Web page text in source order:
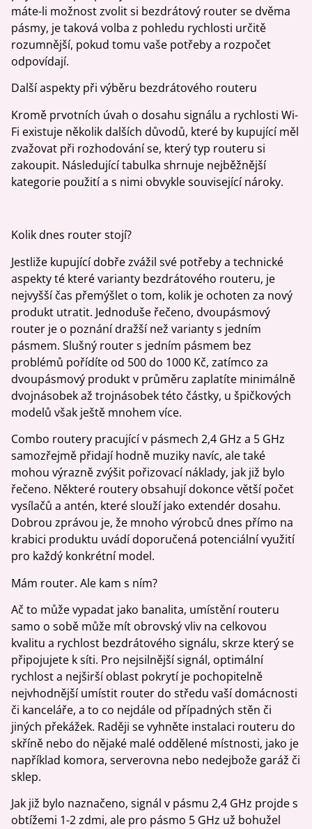
máte-li možnost zvolit si bezdrátový router se dvěma
pásmy, je taková volba z pohledu rychlosti určitě
rozumnější, pokud tomu vaše potřeby a rozpočet
odpovídají.
Další aspekty při výběru bezdrátového routeru
Kromě prvotních úvah o dosahu signálu a rychlosti Wi-
Fi existuje několik dalších důvodů, které by kupující měl
zvažovat při rozhodování se, který typ routeru si
zakoupit. Následující tabulka shrnuje nejběžnější
kategorie použití a s nimi obvykle související nároky.
Kolik dnes router stojí?
Jestliže kupující dobře zvážil své potřeby a technické
aspekty té které varianty bezdrátového routeru, je
nejvyšší čas přemýšlet o tom, kolik je ochoten za nový
produkt utratit. Jednoduše řečeno, dvoupásmový
router je o poznání dražší než varianty s jedním
pásmem. Slušný router s jedním pásmem bez
problémů pořídíte od 500 do 1000 Kč, zatímco za
dvoupásmový produkt v průměru zaplatíte minimálně
dvojnásobek až trojnásobek této částky, u špičkových
modelů však ještě mnohem více.
Combo routery pracující v pásmech 2,4 GHz a 5 GHz
samozřejmě přidají hodně muziky navíc, ale také
mohou výrazně zvýšit pořizovací náklady, jak již bylo
řečeno. Některé routery obsahují dokonce větší počet
vysílačů a antén, které slouží jako extendér dosahu.
Dobrou zprávou je, že mnoho výrobců dnes přímo na
krabici produktu uvádí doporučená potenciální využití
pro každý konkrétní model.
Mám router. Ale kam s ním?
Ač to může vypadat jako banalita, umístění routeru
samo o sobě může mít obrovský vliv na celkovou
kvalitu a rychlost bezdrátového signálu, skrze který se
připojujete k síti. Pro nejsilnější signál, optimální
rychlost a nejširší oblast pokrytí je pochopitelně
nejvhodnější umístit router do středu vaší domácnosti
či kanceláře, a to co nejdále od případných stěn či
jiných překážek. Raději se vyhněte instalaci routeru do
skříně nebo do nějaké malé oddělené místnosti, jako je
například komora, serverovna nebo nedejbože garáž či
sklep.
Jak již bylo naznačeno, signál v pásmu 2,4 GHz projde s
obtížemi 1-2 zdmi, ale pro pásmo 5 GHz už bohužel